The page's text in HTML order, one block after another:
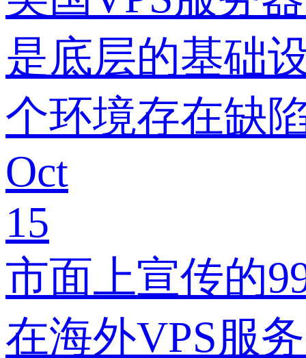
是底层的基础
个环境存在缺
Oct
15
市面上宣传的
在海外VPS服